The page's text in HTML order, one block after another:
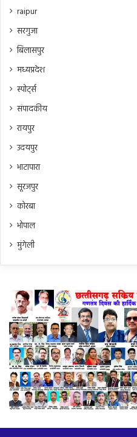
raipur
सरगुजा
बिलासपुर
मध्यप्रदेश
स्पोर्ट्स
संपादकीय
रायपुर
उदयपुर
भाटापारा
सूरजपुर
कोरबा
भोपाल
मुंगेली